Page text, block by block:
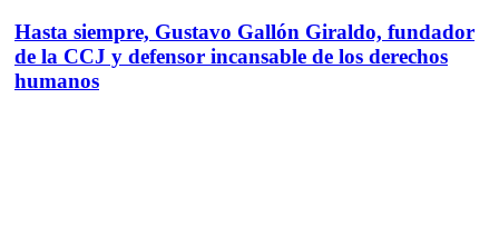
Hasta siempre, Gustavo Gallón Giraldo, fundador
de la CCJ y defensor incansable de los derechos
humanos